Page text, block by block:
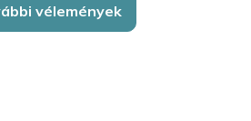
vélemények